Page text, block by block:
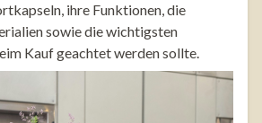
ihre Funktionen, die
sowie die wichtigsten
Kauf geachtet werden sollte.